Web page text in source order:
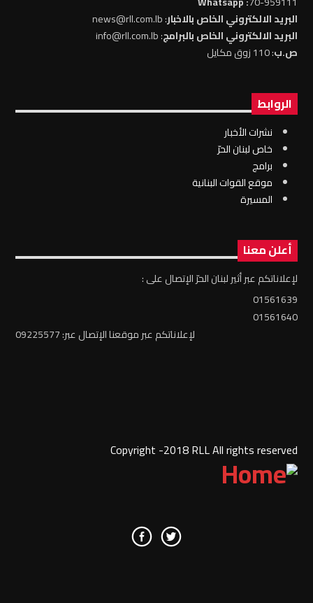
البريد الالكتروني الخاص بالاخبار: news@rll.com.lb
البريد الالكتروني الخاص بالبرامج: info@rll.com.lb
ص.ب: 110 زوق مكايل
الروابط
نشرات الأخبار
خاص لبنان الحرّ
برامج
موقع القوات البنانية
المسيرة
أعلن معنا
لإعلاناتكم عبر أثير لبنان الحرّ الإتصال على :
01561639
01561640
لإعلاناتكم عبر موقعنا الإتصال عبر: 09225577
Copyright -2018 RLL All rights reserved